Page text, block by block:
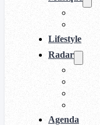
Lifestyle
Radar
Agenda